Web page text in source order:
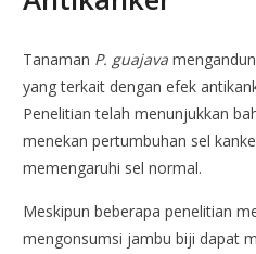
Tanaman P. guajava
yang terkait dengan efek
Penelitian telah menunjukkan
menekan pertumbuhan sel
memengaruhi sel normal.
Meskipun beberapa penelitian
mengonsumsi jambu biji dapat